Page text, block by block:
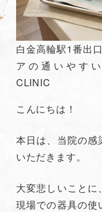
白金高輪駅1番出
アの通いやす
CLINIC
こんにちは！
本日は、当院の感
いただきます。
大変悲しいことに
現場での器具の